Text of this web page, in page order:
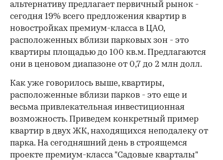
альтернативу предлагает первичный рынок -
сегодня 19% всего предложения квартир в
новостройках премиум-класса в ЦАО,
расположенных вблизи парковых зон - это
квартиры площадью до 100 кв.м. Предлагаются
они в ценовом диапазоне от 0,7 до 2 млн долл.
Как уже говорилось выше, квартиры,
расположенные вблизи парков - это еще и
весьма привлекательная инвестиционная
возможность. Приведем конкретный пример
квартир в двух ЖК, находящихся неподалеку от
парка. На сегодняшний день в строящемся
проекте премиум-класса "Садовые кварталы"